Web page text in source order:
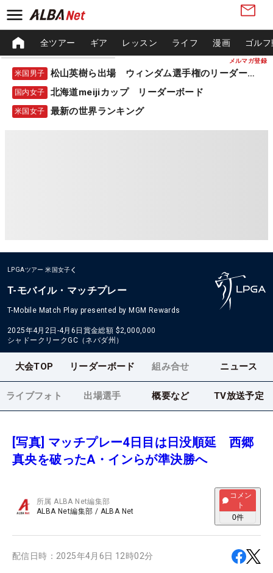
メルマガ登録
全ツアー ギア レッスン ライフ 漫画 ゴル
米国男子 松山英樹ら出場 ウィンダム選手権のリーダーボード
国内女子 北海道meijiカップ リーダーボード
米国女子 最新の世界ランキング
LPGAツアー 米国女子
T-モバイル・マッチプレー
T-Mobile Match Play presented by MGM Rewards
2025年4月2日-4月6日 賞金総額 $2,000,000
シャドークリークGC（ネバダ州）
大会TOP リーダーボード 組み合せ ニュース
ライブフォト 出場選手 概要など TV放送予定
[写真] マッチプレー4日目は日没順延 西郷
真央を破ったA・インらが準決勝へ
所属ALBA Net編集部
ALBA Net編集部 / ALBA Net
コメン
ト
0件
配信日時： 2025年4月6日 12時02分